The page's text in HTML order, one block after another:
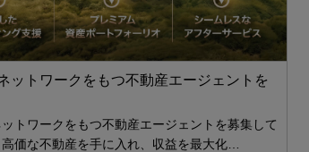
ットワークをもつ不動産エージェントを
トワークをもつ不動産エージェントを募集して
価な不動産を手に入れ、収益を最大化…